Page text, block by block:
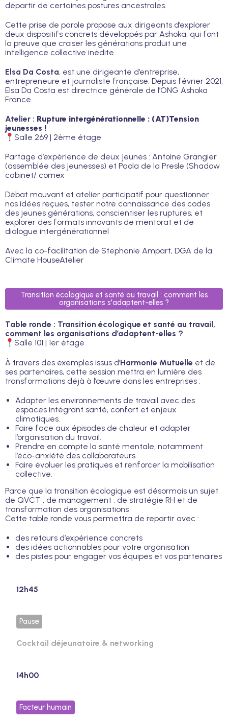
départir de certaines postures ancestrales.
Cette prise de parole propose aux dirigeants d’explorer
deux dispositifs concrets développés par Ashoka, qui font
la preuve que croiser les générations produit une
intelligence collective inédite.
Elsa Da Costa, est une dirigeante d’entreprise,
entrepreneure et journaliste française. Depuis février 2021,
Elsa Da Costa est directrice générale de l’ONG Ashoka
France.
Atelier : Rupture intergénérationnelle : (AT)Tension
jeunesses !
Salle 269 | 2ème étage
Partage d’expérience de deux jeunes : Antoine Grangier
(assemblée des jeunesses) et Paola de la Presle (Shadow
cabinet/ comex
Débat mouvant et atelier participatif pour questionner
nos idées reçues, tester notre connaissance des codes
des jeunes générations, conscientiser les ruptures, et
explorer des formats innovants de mentorat et de
dialogue intergénérationnel
Avec la co-facilitation de Stephanie Ampart, DGA de la
Climate HouseAtelier
Transition écologique et santé au travail : comment les
organisations s'adaptent-elles ?
Table ronde : Transition écologique et santé au travail,
comment les organisations d’adaptent-elles ?
Salle 101 | 1er étage
À travers des exemples issus d’Harmonie Mutuelle et de
ses partenaires, cette session mettra en lumière des
transformations déjà à l’œuvre dans les entreprises :
Adapter les environnements de travail avec des
espaces intégrant santé, confort et enjeux
climatiques.
Faire face aux épisodes de chaleur et adapter
l’organisation du travail.
Prendre en compte la santé mentale, notamment
l’éco-anxiété des collaborateurs.
Faire évoluer les pratiques et renforcer la mobilisation
collective.
Parce que la transition écologique est désormais un sujet
de QVCT , de management , de stratégie RH et de
transformation des organisations
Cette table ronde vous permettra de repartir avec :
des retours d’expérience concrets
des idées actionnables pour votre organisation
des pistes pour engager vos équipes et vos partenaires
12h45
Pause
Cocktail déjeunatoire & networking
14h00
Facteur humain